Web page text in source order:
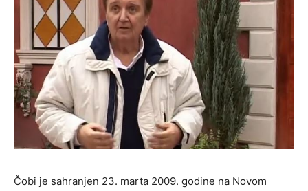
Čobi je sahranjen 23. marta 2009. godine na Novom